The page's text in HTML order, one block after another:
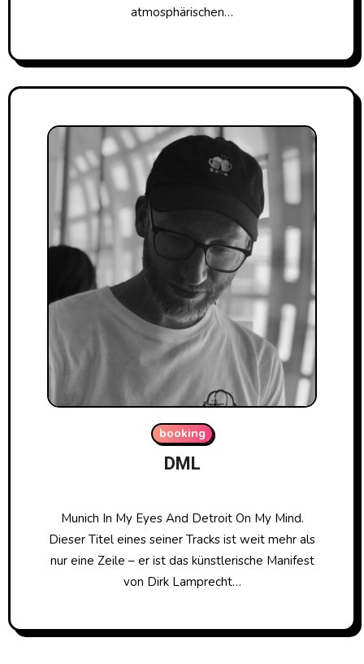
atmosphärischen…
booking
DML
Munich In My Eyes And Detroit On My Mind.
Dieser Titel eines seiner Tracks ist weit mehr als
nur eine Zeile – er ist das künstlerische Manifest
von Dirk Lamprecht…